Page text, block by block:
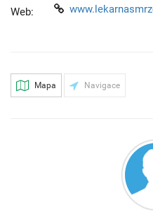
Web:
Mapa Navigace